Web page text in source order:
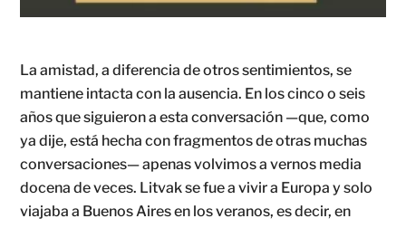
La amistad, a diferencia de otros sentimientos, se
mantiene intacta con la ausencia. En los cinco o seis
años que siguieron a esta conversación —que, como
ya dije, está hecha con fragmentos de otras muchas
conversaciones— apenas volvimos a vernos media
docena de veces. Litvak se fue a vivir a Europa y solo
viajaba a Buenos Aires en los veranos, es decir, en